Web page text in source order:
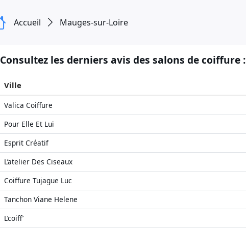
Accueil Mauges-sur-Loire
Consultez les derniers avis des salons de coiffure :
Ville
Valica Coiffure
Pour Elle Et Lui
Esprit Créatif
L’atelier Des Ciseaux
Coiffure Tujague Luc
Tanchon Viane Helene
L’coiff’